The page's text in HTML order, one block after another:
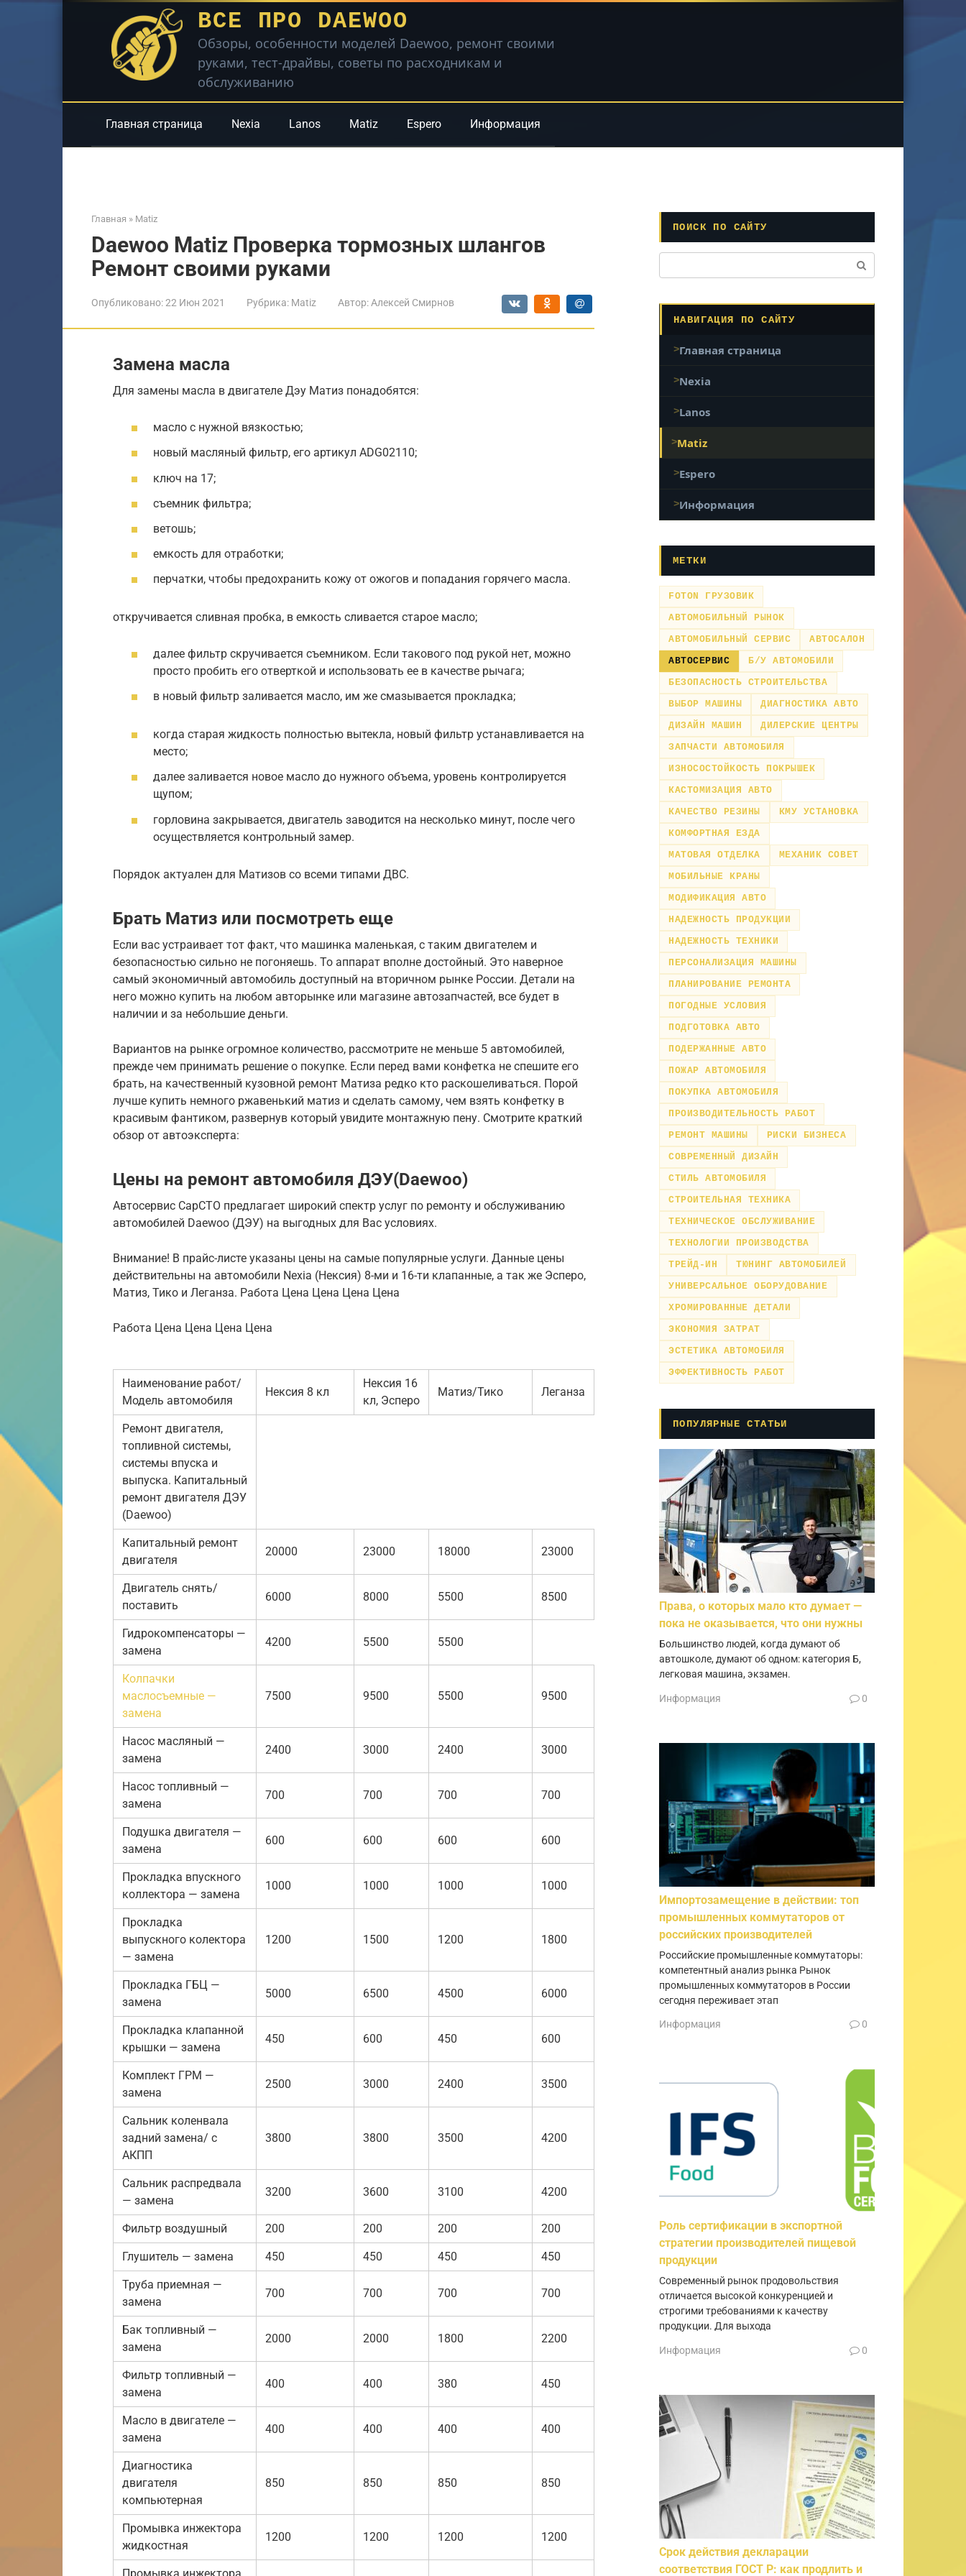
ВСЕ ПРО DAEWOO
Обзоры, особенности моделей Daewoo, ремонт своими
руками, тест-драйвы, советы по расходникам и
обслуживанию
Главная страница Nexia Lanos Matiz Espero Информация
Главная » Matiz
Daewoo Matiz Проверка тормозных шлангов
Ремонт своими руками
Опубликовано:22 Июн 2021 Рубрика: Matiz Автор: Алексей Смирнов
Замена масла
Для замены масла в двигателе Дэу Матиз понадобятся:
масло с нужной вязкостью;
новый масляный фильтр, его артикул ADG02110;
ключ на 17;
съемник фильтра;
ветошь;
емкость для отработки;
перчатки, чтобы предохранить кожу от ожогов и попадания горячего масла.
откручивается сливная пробка, в емкость сливается старое масло;
далее фильтр скручивается съемником. Если такового под рукой нет, можно
просто пробить его отверткой и использовать ее в качестве рычага;
в новый фильтр заливается масло, им же смазывается прокладка;
когда старая жидкость полностью вытекла, новый фильтр устанавливается на
место;
далее заливается новое масло до нужного объема, уровень контролируется
щупом;
горловина закрывается, двигатель заводится на несколько минут, после чего
осуществляется контрольный замер.
Порядок актуален для Матизов со всеми типами ДВС.
Брать Матиз или посмотреть еще
Если вас устраивает тот факт, что машинка маленькая, с таким двигателем и
безопасностью сильно не погоняешь. То аппарат вполне достойный. Это наверное
самый экономичный автомобиль доступный на вторичном рынке России. Детали на
него можно купить на любом авторынке или магазине автозапчастей, все будет в
наличии и за небольшие деньги.
Вариантов на рынке огромное количество, рассмотрите не меньше 5 автомобилей,
прежде чем принимать решение о покупке. Если перед вами конфетка не спешите его
брать, на качественный кузовной ремонт Матиза редко кто раскошеливаться. Порой
лучше купить немного ржавенький матиз и сделать самому, чем взять конфетку в
красивым фантиком, развернув который увидите монтажную пену. Смотрите краткий
обзор от автоэксперта:
Цены на ремонт автомобиля ДЭУ(Daewoo)
Автосервис СарСТО предлагает широкий спектр услуг по ремонту и обслуживанию
автомобилей Daewoo (ДЭУ) на выгодных для Вас условиях.
Внимание! В прайс-листе указаны цены на самые популярные услуги. Данные цены
действительны на автомобили Nexia (Нексия) 8-ми и 16-ти клапанные, а так же Эсперо,
Матиз, Тико и Леганза. Работа Цена Цена Цена Цена
Работа Цена Цена Цена Цена
Наименование работ/
Модель автомобиля
Нексия 8 кл
Нексия 16
кл, Эсперо
Матиз/Тико Леганза
Ремонт двигателя,
топливной системы,
системы впуска и
выпуска. Капитальный
ремонт двигателя ДЭУ
(Daewoo)
Капитальный ремонт
двигателя
20000 23000 18000 23000
Двигатель снять/
поставить
6000 8000 5500 8500
Гидрокомпенсаторы —
замена
4200 5500 5500
Колпачки
маслосъемные —
замена
7500 9500 5500 9500
Насос масляный —
замена
2400 3000 2400 3000
Насос топливный —
замена
700 700 700 700
Подушка двигателя —
замена
600 600 600 600
Прокладка впускного
коллектора — замена
1000 1000 1000 1000
Прокладка
выпускного колектора
— замена
1200 1500 1200 1800
Прокладка ГБЦ —
замена
5000 6500 4500 6000
Прокладка клапанной
крышки — замена
450 600 450 600
Комплект ГРМ —
замена
2500 3000 2400 3500
Сальник коленвала
задний замена/ с
АКПП
3800 3800 3500 4200
Сальник распредвала
— замена
3200 3600 3100 4200
Фильтр воздушный 200 200 200 200
Глушитель — замена 450 450 450 450
Труба приемная —
замена
700 700 700 700
Бак топливный —
замена
2000 2000 1800 2200
Фильтр топливный —
замена
400 400 380 450
Масло в двигателе —
замена
400 400 400 400
Диагностика
двигателя
компьютерная
850 850 850 850
Промывка инжектора
жидкостная
1200 1200 1200 1200
ПОИСК ПО САЙТУ
НАВИГАЦИЯ ПО САЙТУ
Главная страница
Nexia
Lanos
Matiz
Espero
Информация
МЕТКИ
FOTON ГРУЗОВИК
АВТОМОБИЛЬНЫЙ РЫНОК
АВТОМОБИЛЬНЫЙ СЕРВИС
АВТОСАЛОН
АВТОСЕРВИС
Б/У АВТОМОБИЛИ
БЕЗОПАСНОСТЬ СТРОИТЕЛЬСТВА
ВЫБОР МАШИНЫ
ДИАГНОСТИКА АВТО
ДИЗАЙН МАШИН
ДИЛЕРСКИЕ ЦЕНТРЫ
ЗАПЧАСТИ АВТОМОБИЛЯ
ИЗНОСОСТОЙКОСТЬ ПОКРЫШЕК
КАСТОМИЗАЦИЯ АВТО
КАЧЕСТВО РЕЗИНЫ
КМУ УСТАНОВКА
КОМФОРТНАЯ ЕЗДА
МАТОВАЯ ОТДЕЛКА
МЕХАНИК СОВЕТ
МОБИЛЬНЫЕ КРАНЫ
МОДИФИКАЦИЯ АВТО
НАДЕЖНОСТЬ ПРОДУКЦИИ
НАДЕЖНОСТЬ ТЕХНИКИ
ПЕРСОНАЛИЗАЦИЯ МАШИНЫ
ПЛАНИРОВАНИЕ РЕМОНТА
ПОГОДНЫЕ УСЛОВИЯ
ПОДГОТОВКА АВТО
ПОДЕРЖАННЫЕ АВТО
ПОЖАР АВТОМОБИЛЯ
ПОКУПКА АВТОМОБИЛЯ
ПРОИЗВОДИТЕЛЬНОСТЬ РАБОТ
РЕМОНТ МАШИНЫ
РИСКИ БИЗНЕСА
СОВРЕМЕННЫЙ ДИЗАЙН
СТИЛЬ АВТОМОБИЛЯ
СТРОИТЕЛЬНАЯ ТЕХНИКА
ТЕХНИЧЕСКОЕ ОБСЛУЖИВАНИЕ
ТЕХНОЛОГИИ ПРОИЗВОДСТВА
ТРЕЙД-ИН
ТЮНИНГ АВТОМОБИЛЕЙ
УНИВЕРСАЛЬНОЕ ОБОРУДОВАНИЕ
ХРОМИРОВАННЫЕ ДЕТАЛИ
ЭКОНОМИЯ ЗАТРАТ
ЭСТЕТИКА АВТОМОБИЛЯ
ЭФФЕКТИВНОСТЬ РАБОТ
ПОПУЛЯРНЫЕ СТАТЬИ
Права, о которых мало кто думает —
пока не оказывается, что они нужны
Большинство людей, когда думают об
автошколе, думают об одном: категория Б,
легковая машина, экзамен.
Информация 0
Импортозамещение в действии: топ
промышленных коммутаторов от
российских производителей
Российские промышленные коммутаторы:
компетентный анализ рынка Рынок
промышленных коммутаторов в России
сегодня переживает этап
Информация 0
Роль сертификации в экспортной
стратегии производителей пищевой
продукции
Современный рынок продовольствия
отличается высокой конкуренцией и
строгими требованиями к качеству
продукции. Для выхода
Информация 0
Срок действия декларации
соответствия ГОСТ Р: как продлить и